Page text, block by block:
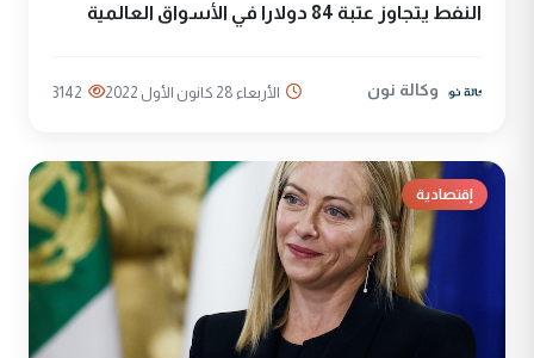
النفط يتجاوز عتبة 84 دولارا في الأسواق العالمية
وكالة نون الأربعاء 28 كانون الأول 2022 3142
إقتصادية